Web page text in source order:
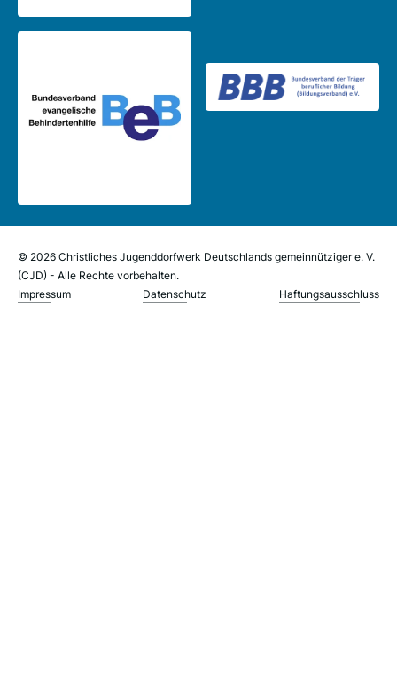
© 2026 Christliches Jugenddorfwerk Deutschlands gemeinnütziger e. V.
(CJD) - Alle Rechte vorbehalten.
Impressum
Datenschutz Haftungsausschluss